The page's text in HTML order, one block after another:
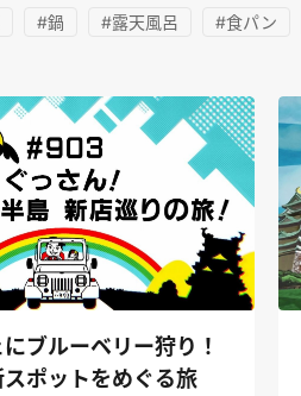
#鍋 #露天風呂 #食パン
ブルーベリー狩り！
ポットをめぐる旅